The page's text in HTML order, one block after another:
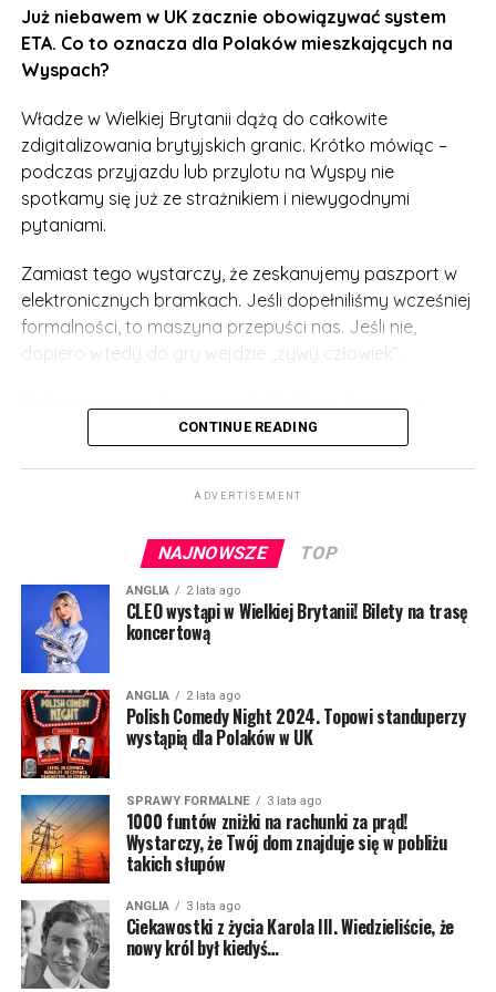
Zmieni się także zasada dotycząca sprzętu
elektronicznego. Nie trzeba będzie już wyjmować
laptopów, tabletów czy kabli od ładowarek w czasie
kontroli. Wszystko to strażnik zobaczy wyraźnie na
ekranie.
Tymczasem na London City Airport już teraz działać
będzie program pilotażowy, dzięki któremu zabierzemy
ze sobą na pokład aż 2 litry płynów w jednej butelce!
Czekamy z niecierpliwością na wprowadzenie takich
regulacji w całej Wielkiej Brytanii.
Już niebawem w UK zacznie obowiązywać system
ETA. Co to oznacza dla Polaków mieszkających na
Wyspach?
Władze w Wielkiej Brytanii dążą do całkowite
zdigitalizowania brytyjskich granic. Krótko mówiąc –
podczas przyjazdu lub przylotu na Wyspy nie
spotkamy się już ze strażnikiem i niewygodnymi
pytaniami.
Zamiast tego wystarczy, że zeskanujemy paszport w
elektronicznych bramkach. Jeśli dopełniliśmy wcześniej
formalności, to maszyna przepuści nas. Jeśli nie,
dopiero wtedy do gry wejdzie „żywy człowiek”.
mieszkają w UK i albo mają brytyjski paszport albo
To, co będzie ułatwieniem dla legalnie żyjących tu
Polaków i innych „nie-brytyjskich” obywateli, sprawi
pewną trudność turystom czy naszym rodzinom, które
będą chciały nas odwiedzić.
Wprowadzony zostanie bowiem system ETA, czyli
Electronic Travel Authorisation. Będzie to specjalne
pozwolenie na wjazd na teren Wielkiej Brytanii, o które
trzeba będzie aplikować online.
Cały system ma być bardzo uproszczony, a
formalności ze strony aplikującego mają zająć do 5
minut. Na odpowiedź ze strony systemy mamy czekać
Nie dostaniemy jednak żadnego „kwitka”. Pozwolenie
zostanie zapisane w specjalnej bazie, a weryfikacja
CONTINUE READING
ADVERTISEMENT
NAJNOWSZE TOP
ANGLIA 2 lata ago
CLEO wystąpi w Wielkiej Brytanii! Bilety na trasę
koncertową
ANGLIA 2 lata ago
Polish Comedy Night 2024. Topowi standuperzy
wystąpią dla Polaków w UK
SPRAWY FORMALNE 3 lata ago
1000 funtów zniżki na rachunki za prąd!
Wystarczy, że Twój dom znajduje się w pobliżu
takich słupów
ANGLIA 3 lata ago
Ciekawostki z życia Karola III. Wiedzieliście, że
nowy król był kiedyś…